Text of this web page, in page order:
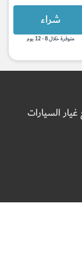
شراء
متوفرة خلال 8 - 12 يوم
السيارات